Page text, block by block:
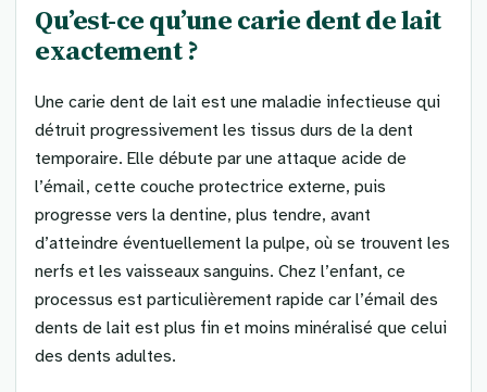
Qu’est-ce qu’une carie dent de lait
exactement ?
Une carie dent de lait est une maladie infectieuse qui
détruit progressivement les tissus durs de la dent
temporaire. Elle débute par une attaque acide de
l’émail, cette couche protectrice externe, puis
progresse vers la dentine, plus tendre, avant
d’atteindre éventuellement la pulpe, où se trouvent les
nerfs et les vaisseaux sanguins. Chez l’enfant, ce
processus est particulièrement rapide car l’émail des
dents de lait est plus fin et moins minéralisé que celui
des dents adultes.